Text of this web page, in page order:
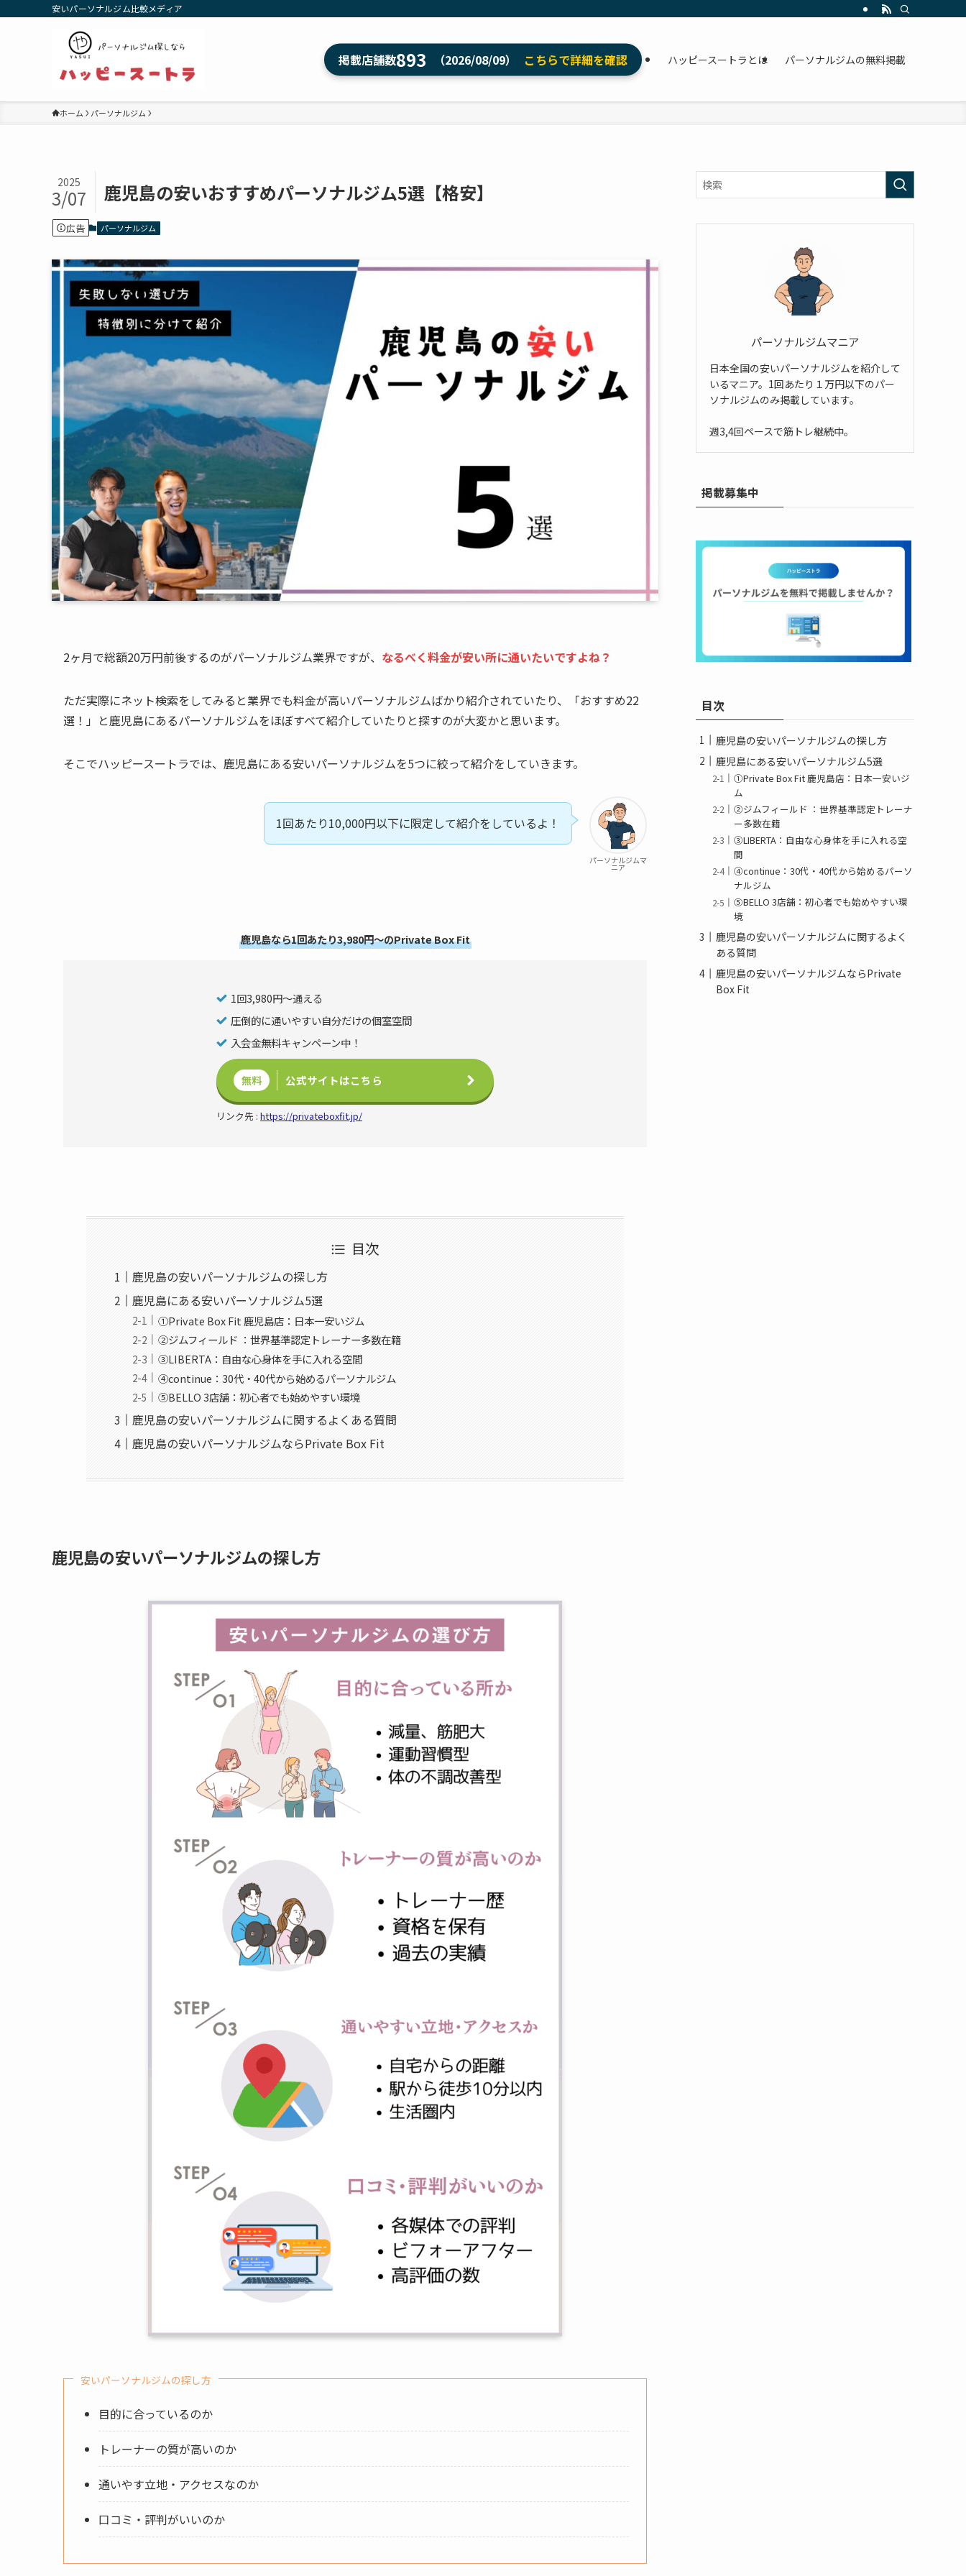
安いパーソナルジム比較メディア
ハッピースートラとは パーソナルジムの無料掲載
掲載店舗数893 （2026/08/09） こちらで詳細を確認
ホーム パーソナルジム
鹿児島の安いおすすめパーソナルジム5選【格安】
2025
3/07
広告 パーソナルジム
2ヶ月で総額20万円前後するのがパーソナルジム業界ですが、 なるべく料金が安い所に通いたいですよね？
ただ実際にネット検索をしてみると業界でも料金が高いパーソナルジムばかり紹介されていたり、「おすすめ22
選！」と鹿児島にあるパーソナルジムをほぼすべて紹介していたりと探すのが大変かと思います。
そこでハッピースートラでは、鹿児島にある安いパーソナルジムを5つに絞って紹介をしていきます。
パーソナルジムマ
ニア
1回あたり10,000円以下に限定して紹介をしているよ！
鹿児島なら1回あたり3,980円～のPrivate Box Fit
1回3,980円〜通える
圧倒的に通いやすい自分だけの個室空間
入会金無料キャンペーン中！
無料 公式サイトはこちら
リンク先 : https://privateboxfit.jp/
目次
鹿児島の安いパーソナルジムの探し方
鹿児島にある安いパーソナルジム5選
①Private Box Fit 鹿児島店：日本一安いジム
②ジムフィールド ：世界基準認定トレーナー多数在籍
③LIBERTA：自由な心身体を手に入れる空間
④continue：30代・40代から始めるパーソナルジム
⑤BELLO 3店舗：初心者でも始めやすい環境
鹿児島の安いパーソナルジムに関するよくある質問
鹿児島の安いパーソナルジムならPrivate Box Fit
鹿児島の安いパーソナルジムの探し方
安いパーソナルジムの探し方
目的に合っているのか
トレーナーの質が高いのか
通いやす立地・アクセスなのか
口コミ・評判がいいのか
パーソナルジムマニア
日本全国の安いパーソナルジムを紹介して
いるマニア。1回あたり１万円以下のパー
ソナルジムのみ掲載しています。
週3,4回ペースで筋トレ継続中。
掲載募集中
目次
鹿児島の安いパーソナルジムの探し方
鹿児島にある安いパーソナルジム5選
①Private Box Fit 鹿児島店：日本一安いジ
ム
②ジムフィールド ：世界基準認定トレーナ
ー多数在籍
③LIBERTA：自由な心身体を手に入れる空
間
④continue：30代・40代から始めるパーソ
ナルジム
⑤BELLO 3店舗：初心者でも始めやすい環
境
鹿児島の安いパーソナルジムに関するよく
ある質問
鹿児島の安いパーソナルジムならPrivate
Box Fit